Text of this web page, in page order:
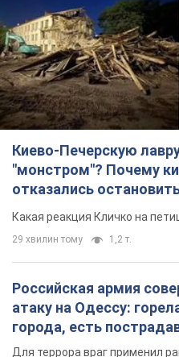
"монстром"? Почему
отказались
небоскреба
Какая реакция Кличко на
29 хвилин тому 1,2 т.
Российская армия
атаку на Одессу:
города, есть
Для террора враг применил
2 години тому 51,3 т.
«Они воюют против
безопасности мира!»
российская армия
Одессе
Только за неделю против